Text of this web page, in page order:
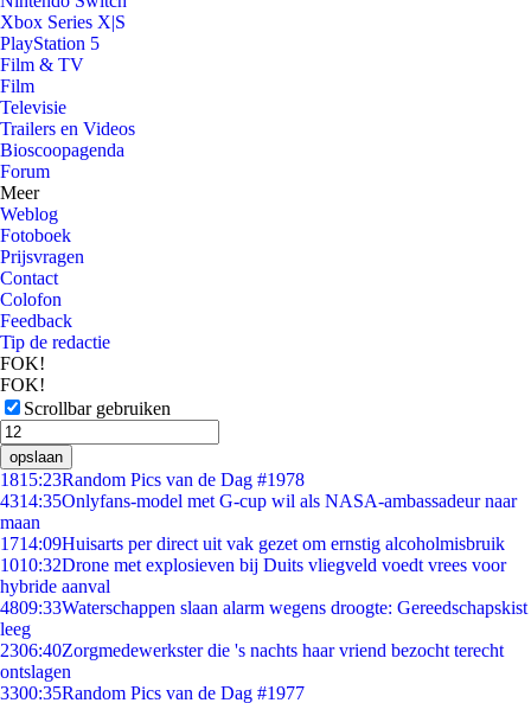
Xbox Series X|S
PlayStation 5
Film & TV
Film
Televisie
Trailers en Videos
Bioscoopagenda
Forum
Meer
Weblog
Fotoboek
Prijsvragen
Contact
Colofon
Feedback
Tip de redactie
FOK!
FOK!
Scrollbar gebruiken
opslaan
1815:23Random Pics van de Dag #1978
4314:35Onlyfans-model met G-cup wil als NASA-ambassadeur naar
maan
1714:09Huisarts per direct uit vak gezet om ernstig alcoholmisbruik
1010:32Drone met explosieven bij Duits vliegveld voedt vrees voor
hybride aanval
4809:33Waterschappen slaan alarm wegens droogte: Gereedschapskist
leeg
2306:40Zorgmedewerkster die 's nachts haar vriend bezocht terecht
ontslagen
3300:35Random Pics van de Dag #1977